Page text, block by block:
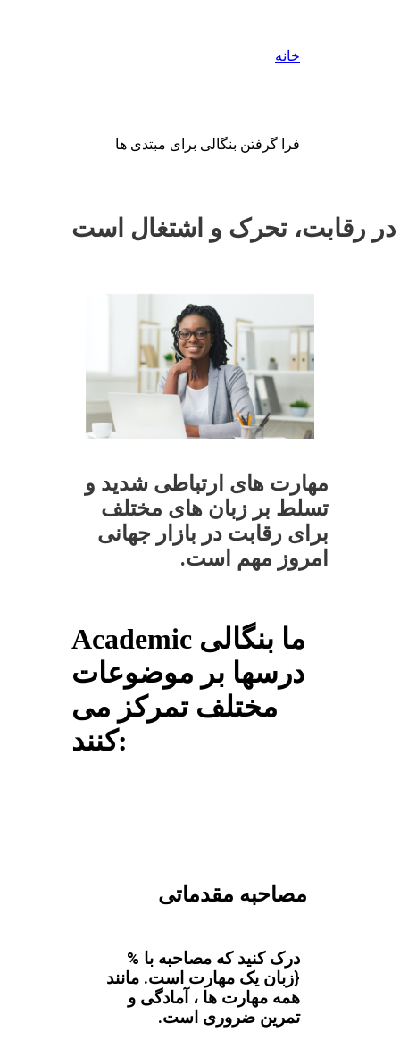
خانه
فرا گرفتن بنگالی برای مبتدی ها
در رقابت، تحرک و اشتغال است
مهارت های ارتباطی شدید و
تسلط بر زبان های مختلف
برای رقابت در بازار جهانی
امروز مهم است.
Academic ما بنگالی
درسها بر موضوعات
مختلف تمرکز می
کنند:
مصاحبه مقدماتی
درک کنید که مصاحبه با %
{زبان یک مهارت است. مانند
همه مهارت ها ، آمادگی و
تمرین ضروری است.